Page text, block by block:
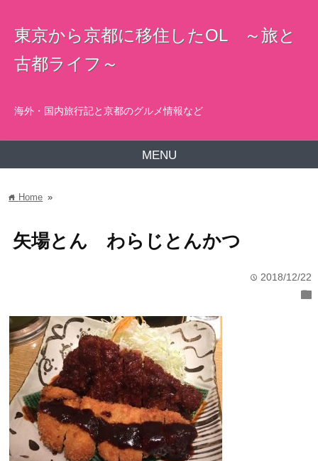
東京から京都に移住したOL ～旅と
古都ライフ～
海外・国内旅行記と京都のグルメ情報など
MENU
home Home »
矢場とん わらじとんかつ
time 2018/12/22
folder